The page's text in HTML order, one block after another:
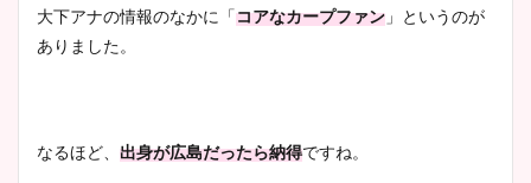
ニット衣装まとめ！美足の筋
鈴木唯の太ってた時の体重が
大下アナの情報のなかに「コアなカープファン 」というのが
ありました。
なるほど、 出身が広島だったら納得ですね。